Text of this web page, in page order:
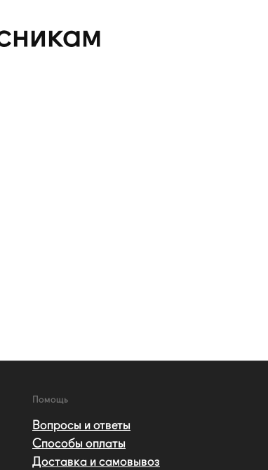
Помощь
Вопросы и ответы
Способы оплаты
Доставка и самовывоз